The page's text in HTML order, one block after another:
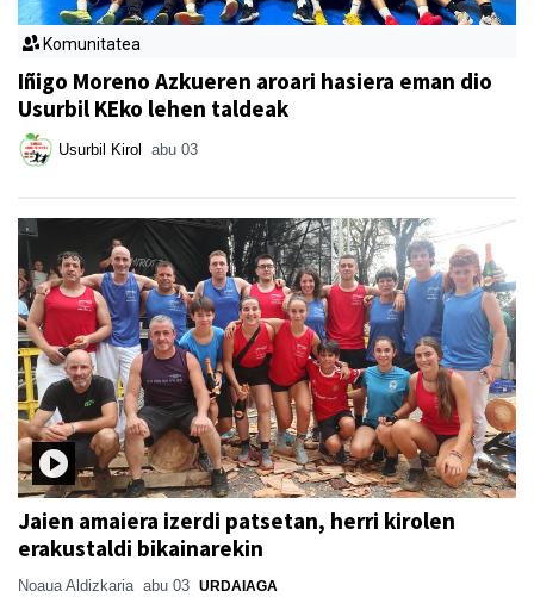
Komunitatea
Iñigo Moreno Azkueren aroari hasiera eman dio
Usurbil KEko lehen taldeak
Usurbil Kirol abu 03
Jaien amaiera izerdi patsetan, herri kirolen
erakustaldi bikainarekin
Noaua Aldizkaria abu 03 URDAIAGA